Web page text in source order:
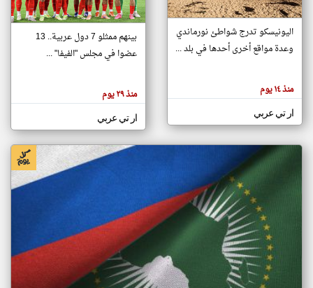
تغيير الدولة
اخبار جزر القمر على مدار الساعة
أهم اخبار جزر القمر العاجلة والمباشرة
هنا عن
وجهة
كاتبيها.
اليونيسكو تدرج شواطئ نورماندي
وعدة مواقع أخرى أحدها في بلد ...
منذ ١٤ يوم
ار تي عربي
بينهم ممثلو 7 دول عربية.. 13
عضوا في مجلس "الفيفا" ...
منذ ٢٩ يوم
ار تي عربي
klyoum.com